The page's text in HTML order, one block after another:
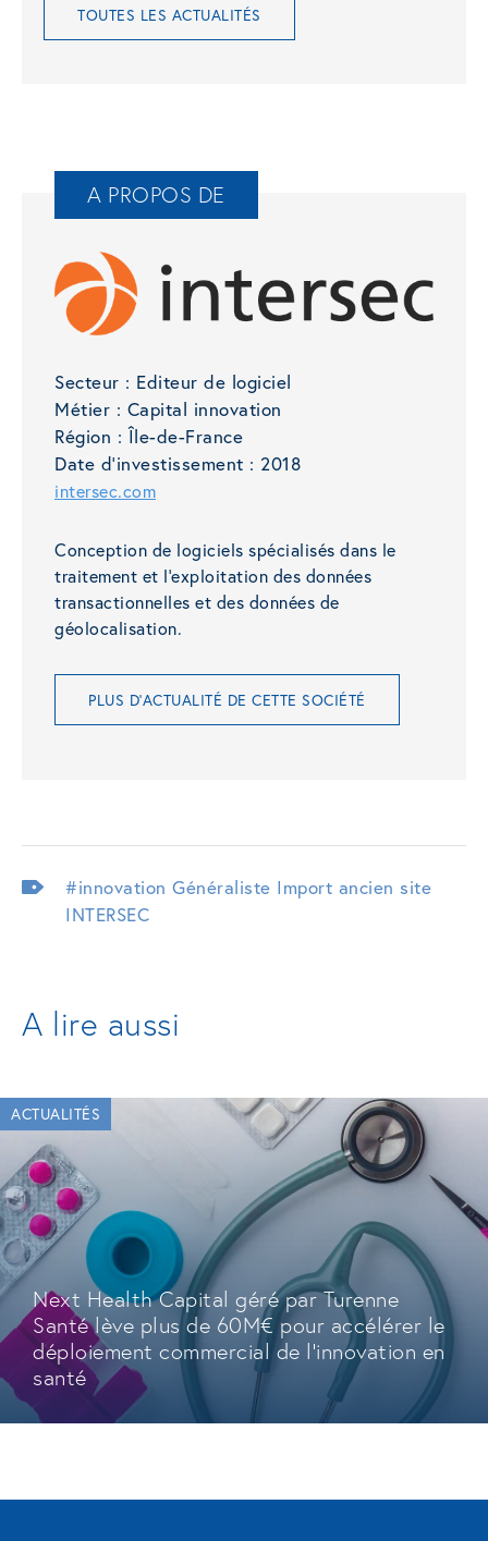
TOUTES LES ACTUALITÉS
A PROPOS DE
Secteur : Editeur de logiciel
Métier : Capital innovation
Région : Île-de-France
Date d'investissement : 2018
intersec.com
Conception de logiciels spécialisés dans le
traitement et l’exploitation des données
transactionnelles et des données de
géolocalisation.
PLUS D'ACTUALITÉ DE CETTE SOCIÉTÉ
#innovation Généraliste Import ancien site
INTERSEC
A lire aussi
ACTUALITÉS
Next Health Capital géré par Turenne
Santé lève plus de 60M€ pour accélérer le
déploiement commercial de l'innovation en
santé